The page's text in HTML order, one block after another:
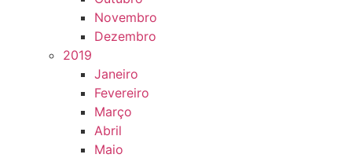
Novembro
Dezembro
2019
Janeiro
Fevereiro
Março
Abril
Maio